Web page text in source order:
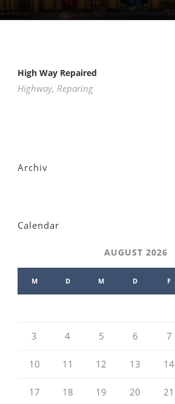
High Way Repaired
Highway, Reparing
Archiv
Calendar
AUGUST 2026
M D M D F
3 4 5 6 7
10 11 12 13 14
17 18 19 20 21